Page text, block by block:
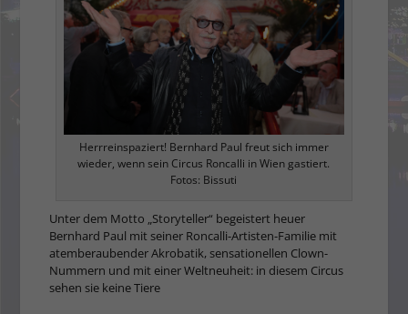
Herrreinspaziert! Bernhard Paul freut sich immer
wieder, wenn sein Circus Roncalli in Wien gastiert.
Fotos: Bissuti
Unter dem Motto „Storyteller“ begeistert heuer
Bernhard Paul mit seiner Roncalli-Artisten-Familie mit
atemberaubender Akrobatik, sensationellen Clown-
Nummern und mit einer Weltneuheit: in diesem Circus
sehen sie keine Tiere